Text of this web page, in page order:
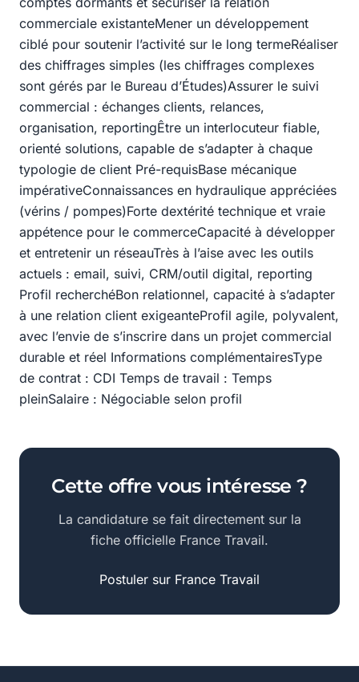
commerciale existanteMener un développement
ciblé pour soutenir l’activité sur le long termeRéaliser
des chiffrages simples (les chiffrages complexes
sont gérés par le Bureau d’Études)Assurer le suivi
commercial : échanges clients, relances,
organisation, reportingÊtre un interlocuteur fiable,
orienté solutions, capable de s’adapter à chaque
typologie de client Pré-requisBase mécanique
impérativeConnaissances en hydraulique appréciées
(vérins / pompes)Forte dextérité technique et vraie
appétence pour le commerceCapacité à développer
et entretenir un réseauTrès à l’aise avec les outils
actuels : email, suivi, CRM/outil digital, reporting
Profil recherchéBon relationnel, capacité à s’adapter
à une relation client exigeanteProfil agile, polyvalent,
avec l’envie de s’inscrire dans un projet commercial
durable et réel Informations complémentairesType
de contrat : CDI Temps de travail : Temps
pleinSalaire : Négociable selon profil
Cette offre vous intéresse ?
La candidature se fait directement sur la
fiche officielle France Travail.
Postuler sur France Travail